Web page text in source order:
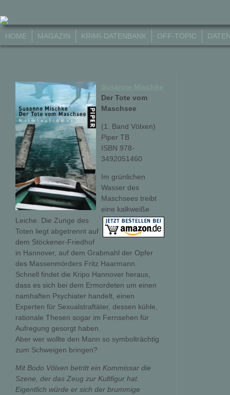
HOME MAGAZIN KRIMI-DATENBANK OFF-TOPIC
Der Tote vom
Maschsee
(1. Band Völxen)
Piper TB
ISBN 978-
3492051460
Im grünlichen
Wasser des
Maschsees treibt
eine kalkweiße
Leiche. Die Zunge des
Toten liegt abgetrennt auf
dem Stöckener-Friedhof
in Hannover, auf dem Grabmahl der Opfer
des Massenmörders Fritz Haarmann.
Schnell findet die Kripo Hannover heraus,
dass es sich bei dem Ermordeten um einen
namhaften Psychiater handelt, einen
Experten für Sexualstraftäter, dessen kühle,
rationale Thesen sogar im Fernsehen für
Aufregung gesorgt haben.
Aber wer wollte den Mann so symbolträchtig
zum Schweigen bringen?
Mit Bodo Völxen betritt ein Kommissar die
Szene, der das Zeug zur Kultfigur hat.
Eigentlich würde er sich der brummige